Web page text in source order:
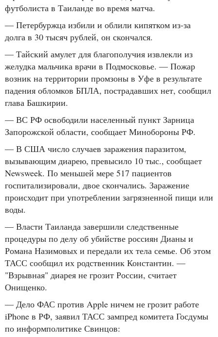
футболиста в Таиланде во время матча.
— Петербуржца избили и облили кипятком из-за
долга в 30 тысяч рублей, он скончался.
— Тайский амулет для благополучия извлекли из
желудка мальчика врачи в Подмосковье. — Пожар
возник на территории промзоны в Уфе в результате
падения обломков БПЛА, пострадавших нет, сообщил
глава Башкирии.
— ВС РФ освободили населенный пункт Зарница
Запорожской области, сообщает Минобороны РФ.
— В США число случаев заражения паразитом,
вызывающим диарею, превысило 10 тыс., сообщает
Newsweek. По меньшей мере 517 пациентов
госпитализировали, двое скончались. Заражение
происходит при употреблении загрязненной пищи или
воды.
— Власти Таиланда завершили следственные
процедуры по делу об убийстве россиян Дианы и
Романа Назимовых и передали их тела семье. Об этом
ТАСС сообщил их родственник Константин. —
"Взрывная" диарея не грозит России, считает
Онищенко.
— Дело ФАС против Apple ничем не грозит работе
iPhone в РФ, заявил ТАСС зампред комитета Госдумы
по информполитике Свинцов: